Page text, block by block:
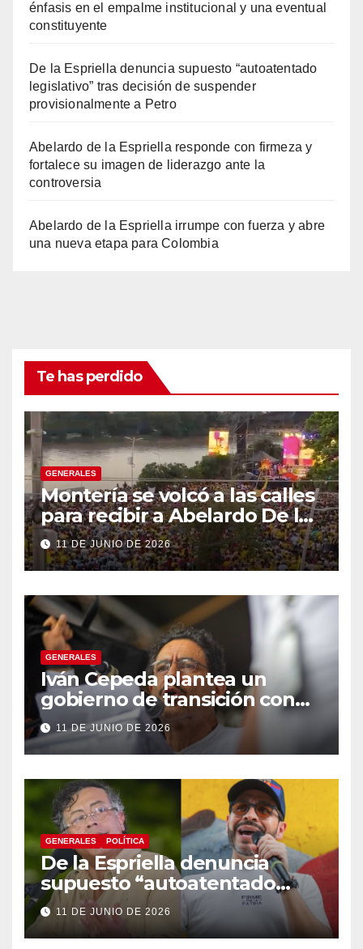
énfasis en el empalme institucional y una eventual
constituyente
De la Espriella denuncia supuesto “autoatentado
legislativo” tras decisión de suspender
provisionalmente a Petro
Abelardo de la Espriella responde con firmeza y
fortalece su imagen de liderazgo ante la
controversia
Abelardo de la Espriella irrumpe con fuerza y abre
una nueva etapa para Colombia
Te has perdido
GENERALES
Montería se volcó a las calles
para recibir a Abelardo De la
Espriella
11 DE JUNIO DE 2026
GENERALES
Iván Cepeda plantea un
gobierno de transición con
énfasis en el empalme
institucional y una eventual
constituyente
11 DE JUNIO DE 2026
GENERALES POLÍTICA
De la Espriella denuncia
supuesto “autoatentado
legislativo” tras decisión de
suspender provisionalmente
a Petro
11 DE JUNIO DE 2026